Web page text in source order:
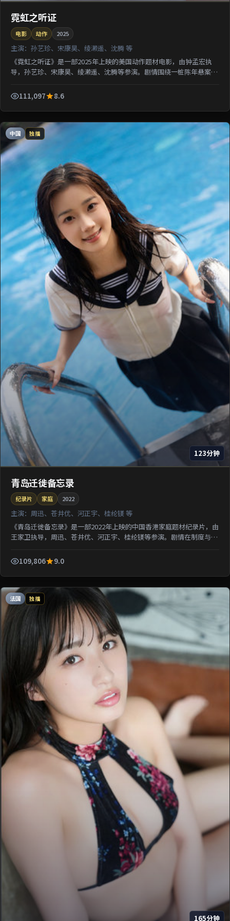
霓虹之听证
电影 动作 2025
主演： 孙艺珍、宋康昊、绫濑遥、沈腾 等
《霓虹之听证》是一部2025年上映的美国动作题材电影，由钟孟宏执
导，孙艺珍、宋康昊、绫濑遥、沈腾等参演。剧情围绕一桩陈年悬案与
111,097
8.6
中国 独播
123分钟
青岛迁徙备忘录
纪录片 家庭 2022
主演： 周迅、苍井优、河正宇、桂纶镁 等
《青岛迁徙备忘录》是一部2022年上映的中国香港家庭题材纪录片，由
王家卫执导，周迅、苍井优、河正宇、桂纶镁等参演。剧情在制度与人
109,806
9.0
法国 独播
165分钟